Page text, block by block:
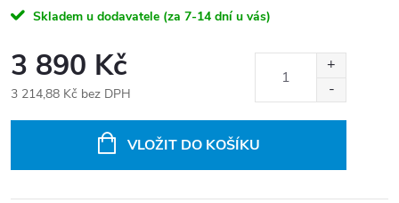
Skladem u dodavatele (za 7-14 dní u vás)
3 890 Kč
3 214,88 Kč bez DPH
VLOŽIT DO KOŠÍKU